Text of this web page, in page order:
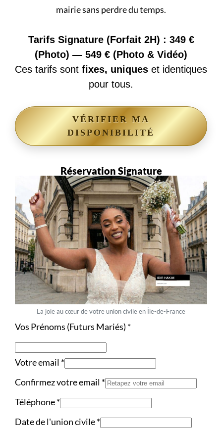
mairie sans perdre du temps.
Tarifs Signature (Forfait 2H) : 349 €
(Photo) — 549 € (Photo & Vidéo)
Ces tarifs sont fixes, uniques et identiques
pour tous.
VÉRIFIER MA
DISPONIBILITÉ
Réservation Signature
La joie au cœur de votre union civile en Île-de-France
Vos Prénoms (Futurs Mariés) *
Votre email *
Confirmez votre email *
Téléphone*
Date de l'union civile*